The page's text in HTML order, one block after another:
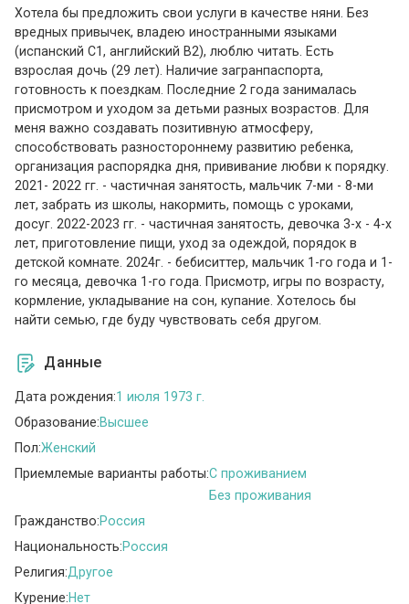
Хотела бы предложить свои услуги в качестве няни. Без
вредных привычек, владею иностранными языками
(испанский С1, английский B2), люблю читать. Есть
взрослая дочь (29 лет). Наличие загранпаспорта,
готовность к поездкам. Последние 2 года занималась
присмотром и уходом за детьми разных возрастов. Для
меня важно создавать позитивную атмосферу,
способствовать разностороннему развитию ребенка,
организация распорядка дня, прививание любви к порядку.
2021- 2022 гг. - частичная занятость, мальчик 7-ми - 8-ми
лет, забрать из школы, накормить, помощь с уроками,
досуг. 2022-2023 гг. - частичная занятость, девочка 3-х - 4-х
лет, приготовление пищи, уход за одеждой, порядок в
детской комнате. 2024г. - бебиситтер, мальчик 1-го года и 1-
го месяца, девочка 1-го года. Присмотр, игры по возрасту,
кормление, укладывание на сон, купание. Хотелось бы
найти семью, где буду чувствовать себя другом.
Данные
Дата рождения:1 июля 1973 г.
Образование:Высшее
Пол:Женский
Приемлемые варианты работы:C проживанием
Без проживания
Гражданство:Россия
Национальность:Россия
Религия:Другое
Курение:Нет